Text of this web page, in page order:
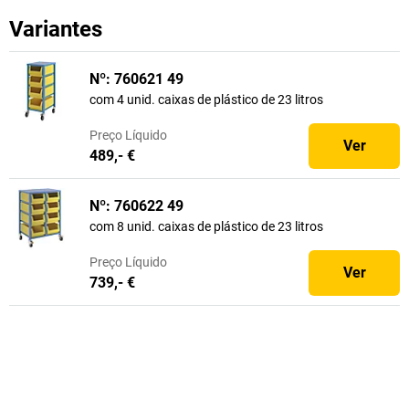
Variantes
Nº: 760621 49
com 4 unid. caixas de plástico de 23 litros
Preço Líquido
489,- €
Ver
Nº: 760622 49
com 8 unid. caixas de plástico de 23 litros
Preço Líquido
739,- €
Ver